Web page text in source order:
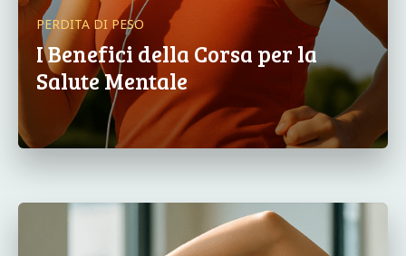
PERDITA DI PESO
I Benefici della Corsa per la
Salute Mentale